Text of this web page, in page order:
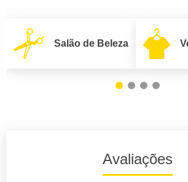
Salão de Beleza
Avaliações